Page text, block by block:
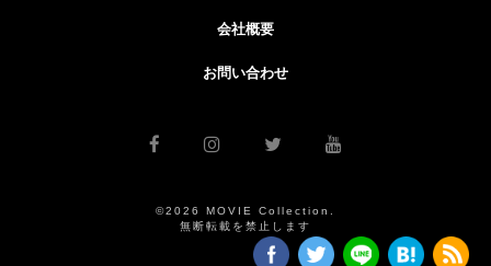
会社概要
お問い合わせ
©2026 MOVIE Collection.
無断転載を禁止します